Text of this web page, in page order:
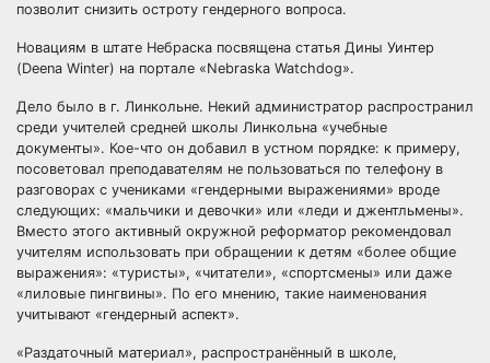
позволит снизить остроту гендерного вопроса.
Новациям в штате Небраска посвящена статья Дины Уинтер
(Deena Winter) на портале «Nebraska Watchdog».
Дело было в г. Линкольне. Некий администратор распространил
среди учителей средней школы Линкольна «учебные
документы». Кое-что он добавил в устном порядке: к примеру,
посоветовал преподавателям не пользоваться по телефону в
разговорах с учениками «гендерными выражениями» вроде
следующих: «мальчики и девочки» или «леди и джентльмены».
Вместо этого активный окружной реформатор рекомендовал
учителям использовать при обращении к детям «более общие
выражения»: «туристы», «читатели», «спортсмены» или даже
«лиловые пингвины». По его мнению, такие наименования
учитывают «гендерный аспект».
«Раздаточный материал», распространённый в школе,